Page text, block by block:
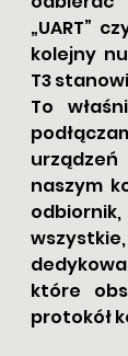
„UART”
kolejny
T3 stanowi
To
naszym
które
protokół